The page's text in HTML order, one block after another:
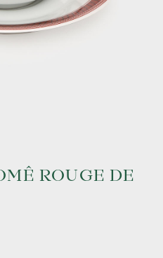
ROUGE DE